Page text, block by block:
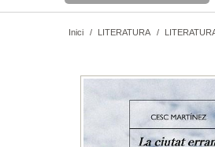
Inici / LITERATURA /